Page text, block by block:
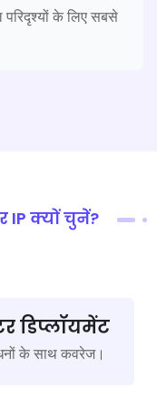
के लिए सबसे
IP क्यों चुनें?
डिप्लॉयमेंट
के साथ कवरेज।